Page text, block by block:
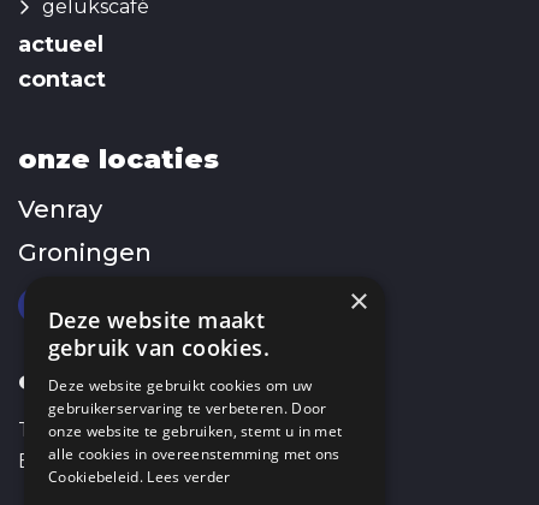
gelukscafé
actueel
contact
onze locaties
Venray
Groningen
contact
T:
0478 568 598
E:
info@avw2.nl
×
Deze website maakt
gebruik van cookies.
Deze website gebruikt cookies om uw
gebruikerservaring te verbeteren. Door
onze website te gebruiken, stemt u in met
alle cookies in overeenstemming met ons
Cookiebeleid. Lees verder